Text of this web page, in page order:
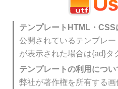
テンプレートHTML・CSS
公開されているテンプレ
が表示された場合は{ad}タ
テンプレートの利用につい
弊社が著作権を所有する